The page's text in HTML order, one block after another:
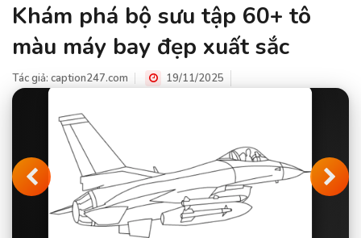
Khám phá bộ sưu tập 60+ tô
màu máy bay đẹp xuất sắc
Tác giả: caption247.com 19/11/2025